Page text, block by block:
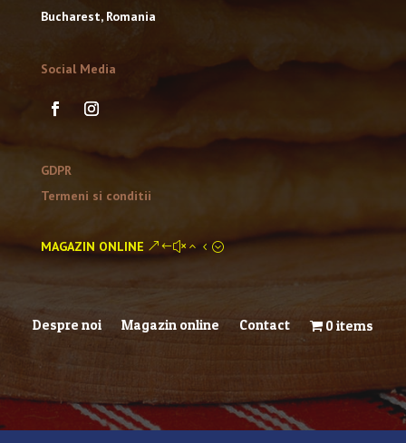
Bucharest, Romania
Social Media
GDPR
Termeni si conditii
MAGAZIN ONLINE
Despre noi Magazin online Contact 0 items